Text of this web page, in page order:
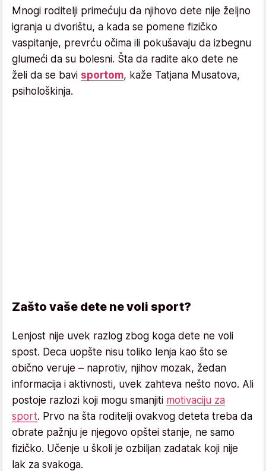
Mnogi roditelji primećuju da njihovo dete nije željno
igranja u dvorištu, a kada se pomene fizičko
vaspitanje, prevrću očima ili pokušavaju da izbegnu
glumeći da su bolesni. Šta da radite ako dete ne
želi da se bavi sportom, kaže Tatjana Musatova,
psihološkinja.
Zašto vaše dete ne voli sport?
Lenjost nije uvek razlog zbog koga dete ne voli
spost. Deca uopšte nisu toliko lenja kao što se
obično veruje – naprotiv, njihov mozak, žedan
informacija i aktivnosti, uvek zahteva nešto novo. Ali
postoje razlozi koji mogu smanjiti motivaciju za
sport. Prvo na šta roditelji ovakvog deteta treba da
obrate pažnju je njegovo opštei stanje, ne samo
fizičko. Učenje u školi je ozbiljan zadatak koji nije
lak za svakoga.